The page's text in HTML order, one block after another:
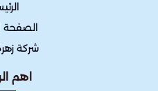
الصفحة
شركة
اهم